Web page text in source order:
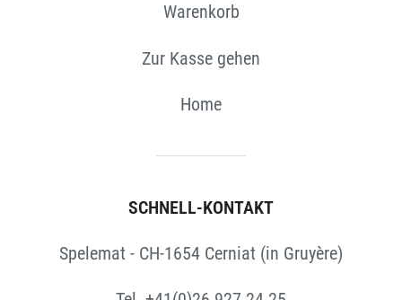
Warenkorb
Zur Kasse gehen
Home
SCHNELL-KONTAKT
Spelemat - CH-1654 Cerniat (in Gruyère)